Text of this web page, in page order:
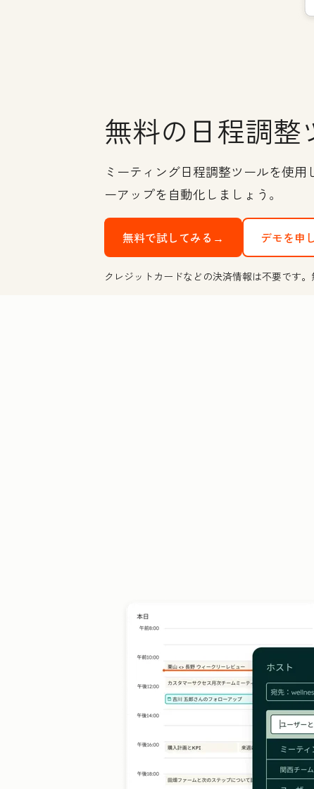
無料の日程調整
ミーティング日程調整ツールを使
ーアップを自動化しましょう。
無料で試してみる→ デモを申
クレジットカードなどの決済情報は不要です